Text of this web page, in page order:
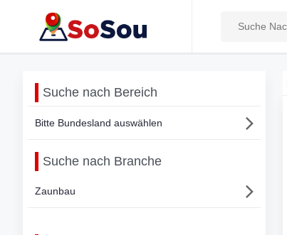
Suche nach Bereich
Bitte Bundesland auswählen
Suche nach Branche
Zaunbau